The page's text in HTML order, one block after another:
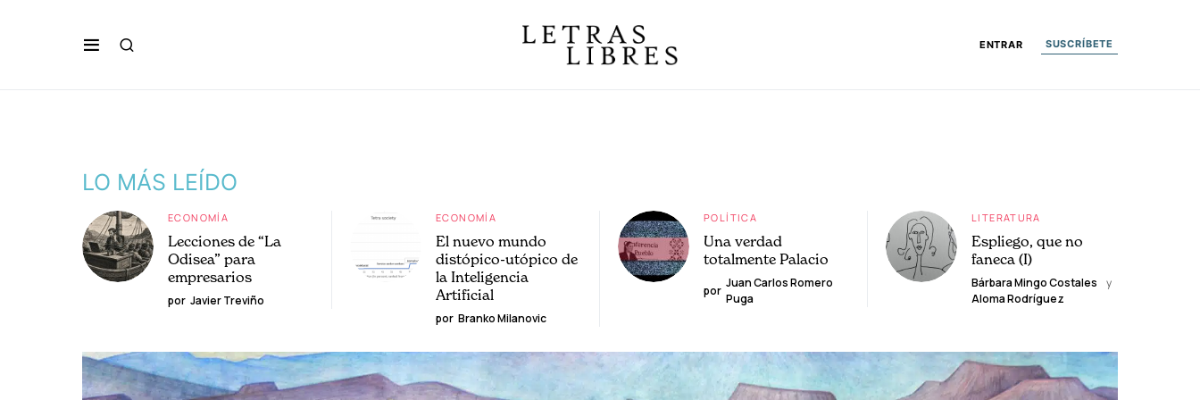
ENTRAR SUSCRÍBETE
LO MÁS LEÍDO
ECONOMÍA
Lecciones de “La
Odisea” para
empresarios
por Javier Treviño
ECONOMÍA
El nuevo mundo
distópico-utópico de
la Inteligencia
Artificial
por Branko Milanovic
POLÍTICA
Una verdad
totalmente Palacio
por
Juan Carlos Romero
Puga
LITERATURA
Espliego, que no
faneca (I)
Bárbara Mingo Costales
y
Aloma Rodríguez